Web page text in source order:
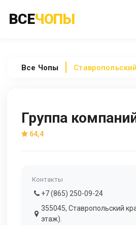
ВСЕЧОПЫ
Все Чопы
Группа
64,4
Контакты
+7 (865) 250-09-24
355045, Ставропольский
этаж).